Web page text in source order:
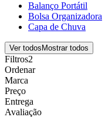
Balanço Portátil
Bolsa Organizadora
Capa de Chuva
Ver todos Mostrar todos
Filtros2
Ordenar
Marca
Preço
Entrega
Avaliação